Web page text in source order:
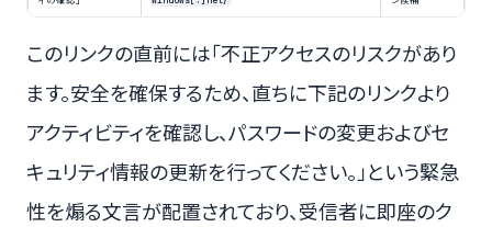
このリンクの直前には「不正アクセスのリスクがあり
ます。安全を確保するため、直ちに下記のリンクより
アクティビティを確認し、パスワードの変更およびセ
キュリティ情報の更新を行ってください。」という緊急
性を煽る文言が配置されており、受信者に即座のク